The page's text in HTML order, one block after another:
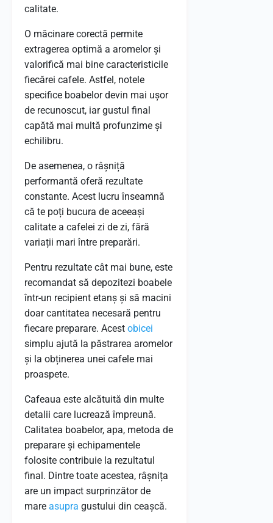
calitate.
O măcinare corectă permite
extragerea optimă a aromelor și
valorifică mai bine caracteristicile
fiecărei cafele. Astfel, notele
specifice boabelor devin mai ușor
de recunoscut, iar gustul final
capătă mai multă profunzime și
echilibru.
De asemenea, o râșniță
performantă oferă rezultate
constante. Acest lucru înseamnă
că te poți bucura de aceeași
calitate a cafelei zi de zi, fără
variații mari între preparări.
Pentru rezultate cât mai bune, este
recomandat să depozitezi boabele
într-un recipient etanș și să macini
doar cantitatea necesară pentru
fiecare preparare. Acest obicei
simplu ajută la păstrarea aromelor
și la obținerea unei cafele mai
proaspete.
Cafeaua este alcătuită din multe
detalii care lucrează împreună.
Calitatea boabelor, apa, metoda de
preparare și echipamentele
folosite contribuie la rezultatul
final. Dintre toate acestea, râșnița
are un impact surprinzător de
mare asupra gustului din ceașcă.